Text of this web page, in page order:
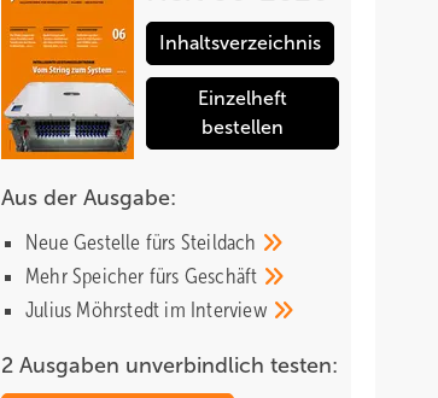
Inhaltsverzeichnis
Einzelheft
bestellen
Aus der Ausgabe:
Neue Gestelle fürs Steildach
Mehr Speicher fürs Geschäft
Julius Möhrstedt im Interview
2 Ausgaben unverbindlich testen: